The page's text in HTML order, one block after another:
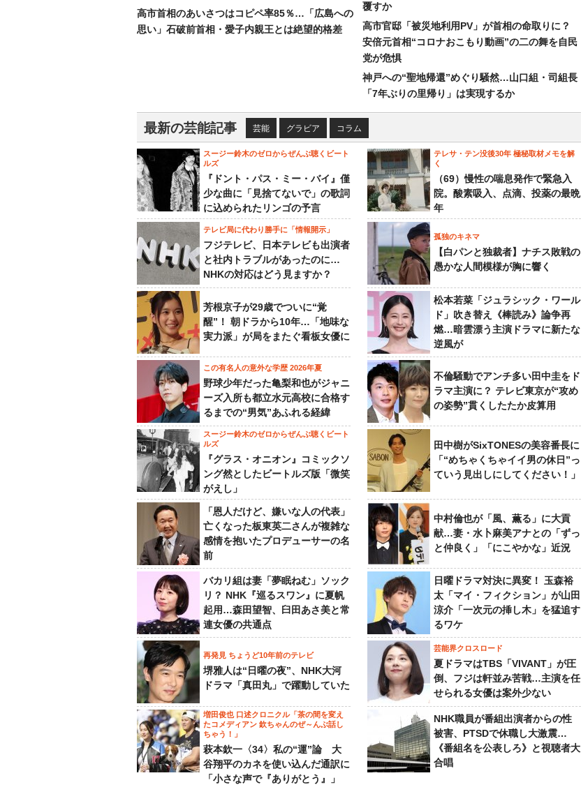
高市首相のあいさつはコピペ率85％…「広島への
思い」石破前首相・愛子内親王とは絶望的格差
覆すか
高市官邸「被災地利用PV」が首相の命取りに？
安倍元首相“コロナおこもり動画”の二の舞を自民
党が危惧
神戸への“聖地帰還”めぐり騒然…山口組・司組長
「7年ぶりの里帰り」は実現するか
最新の芸能記事 芸能 グラビア コラム
スージー鈴木のゼロからぜんぶ聴くビート
ルズ
『ドント・パス・ミー・バイ』僅
少な曲に「見捨てないで」の歌詞
に込められたリンゴの予言
テレサ・テン没後30年 極秘取材メモを解
く
（69）慢性の喘息発作で緊急入
院。酸素吸入、点滴、投薬の最晩
年
テレビ局に代わり勝手に「情報開示」
フジテレビ、日本テレビも出演者
と社内トラブルがあったのに…
NHKの対応はどう見ますか？
孤独のキネマ
【白パンと独裁者】ナチス敗戦の
愚かな人間模様が胸に響く
芳根京子が29歳でついに“覚
醒”！ 朝ドラから10年…「地味な
実力派」が局をまたぐ看板女優に
松本若菜「ジュラシック・ワール
ド」吹き替え《棒読み》論争再
燃…暗雲漂う主演ドラマに新たな
逆風が
この有名人の意外な学歴 2026年夏
野球少年だった亀梨和也がジャニ
ーズ入所も都立水元高校に合格す
るまでの“男気”あふれる経緯
不倫騒動でアンチ多い田中圭をド
ラマ主演に？ テレビ東京が“攻め
の姿勢”貫くしたたか皮算用
スージー鈴木のゼロからぜんぶ聴くビート
ルズ
『グラス・オニオン』コミックソ
ング然としたビートルズ版「微笑
がえし」
田中樹がSixTONESの美容番長に
「“めちゃくちゃイイ男の休日”っ
ていう見出しにしてください！」
「恩人だけど、嫌いな人の代表」
亡くなった板東英二さんが複雑な
感情を抱いたプロデューサーの名
前
中村倫也が「風、薫る」に大貢
献…妻・水卜麻美アナとの「ずっ
と仲良く」「にこやかな」近況
バカリ組は妻「夢眠ねむ」ソック
リ？ NHK『巡るスワン』に夏帆
起用…森田望智、臼田あさ美と常
連女優の共通点
日曜ドラマ対決に異変！ 玉森裕
太「マイ・フィクション」が山田
涼介「一次元の挿し木」を猛追す
るワケ
再発見 ちょうど10年前のテレビ
堺雅人は“日曜の夜”、NHK大河
ドラマ「真田丸」で躍動していた
芸能界クロスロード
夏ドラマはTBS「VIVANT」が圧
倒、フジは軒並み苦戦…主演を任
せられる女優は案外少ない
増田俊也 口述クロニクル「茶の間を変え
たコメディアン 欽ちゃんのぜ～んぶ話し
ちゃう！」
萩本欽一〈34〉私の“運”論 大
谷翔平のカネを使い込んだ通訳に
「小さな声で『ありがとう』」
NHK職員が番組出演者からの性
被害、PTSDで休職し大激震…
《番組名を公表しろ》と視聴者大
合唱